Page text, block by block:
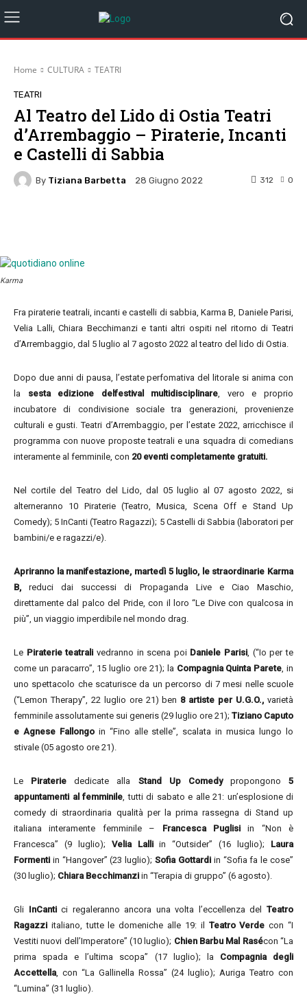
Home CULTURA TEATRI
TEATRI
Al Teatro del Lido di Ostia Teatri
d’Arrembaggio – Piraterie, Incanti
e Castelli di Sabbia
By Tiziana Barbetta 28 Giugno 2022 0
312
Karma
Fra piraterie teatrali, incanti e castelli di sabbia, Karma B, Daniele Parisi,
Velia Lalli, Chiara Becchimanzi e tanti altri ospiti nel ritorno di Teatri
d’Arrembaggio, dal 5 luglio al 7 agosto 2022 al teatro del lido di Ostia.
Dopo due anni di pausa, l’estate perfomativa del litorale si anima con
la sesta edizione delfestival multidisciplinare, vero e proprio
incubatore di condivisione sociale tra generazioni, provenienze
culturali e gusti. Teatri d’Arrembaggio, per l’estate 2022, arricchisce il
programma con nuove proposte teatrali e una squadra di comedians
interamente al femminile, con 20 eventi completamente gratuiti.
Nel cortile del Teatro del Lido, dal 05 luglio al 07 agosto 2022, si
alterneranno 10 Piraterie (Teatro, Musica, Scena Off e Stand Up
Comedy); 5 InCanti (Teatro Ragazzi); 5 Castelli di Sabbia (laboratori per
bambini/e e ragazzi/e).
Apriranno la manifestazione, martedì 5 luglio, le straordinarie Karma
B, reduci dai successi di Propaganda Live e Ciao Maschio,
direttamente dal palco del Pride, con il loro “Le Dive con qualcosa in
più”, un viaggio imperdibile nel mondo drag.
Le Piraterie teatrali vedranno in scena poi Daniele Parisi, (“Io per te
come un paracarro”, 15 luglio ore 21); la Compagnia Quinta Parete, in
uno spettacolo che scaturisce da un percorso di 7 mesi nelle scuole
(“Lemon Therapy”, 22 luglio ore 21) ben 8 artiste per U.G.O., varietà
femminile assolutamente sui generis (29 luglio ore 21); Tiziano Caputo
e Agnese Fallongo in “Fino alle stelle”, scalata in musica lungo lo
stivale (05 agosto ore 21).
Le Piraterie dedicate alla Stand Up Comedypropongono 5
appuntamenti al femminile, tutti di sabato e alle 21: un’esplosione di
comedy di straordinaria qualità per la prima rassegna di Stand up
italiana interamente femminile – Francesca Puglisiin “Non è
Francesca” (9 luglio); Velia Lalliin “Outsider” (16 luglio); Laura
Formenti in “Hangover” (23 luglio);Sofia Gottardiin “Sofia fa le cose”
(30 luglio); Chiara Becchimanzi in “Terapia di gruppo” (6 agosto).
Gli InCantici regaleranno ancora una volta l’eccellenza delTeatro
Ragazzi italiano, tutte le domeniche alle 19: il Teatro Verde con “I
Vestiti nuovi dell’Imperatore” (10 luglio); Chien Barbu Mal Rasécon “La
prima spada e l’ultima scopa” (17 luglio); la Compagnia degli
Accettella, con “La Gallinella Rossa” (24 luglio); Auriga Teatro con
“Lumina” (31 luglio).